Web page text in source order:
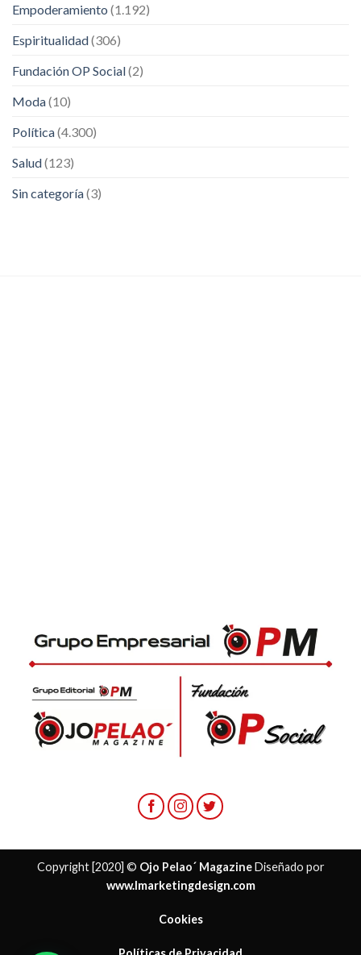
Empoderamiento (1.192)
Espiritualidad(306)
Fundación OP Social(2)
Moda(10)
Política(4.300)
Salud(123)
Sin categoría(3)
Copyright [2020] © Ojo Pelao´ MagazineDiseñado por
www.lmarketingdesign.com
Cookies